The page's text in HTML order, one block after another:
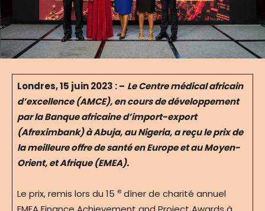
Londres, 15 juin 2023 : – Le Centre médical africain
d’excellence (AMCE), en cours de développement
par la Banque africaine d’import-export
(Afreximbank) à Abuja, au Nigeria, a reçu le prix de
la meilleure offre de santé en Europe et au Moyen-
Orient, et Afrique (EMEA).
Le prix, remis lors du 15 edîner de charité annuel